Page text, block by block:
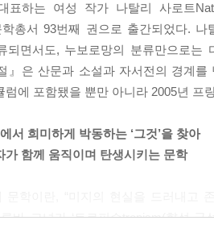
정확히 모른다. 하지만 나는, 그 나
렸다고 확신한다…… 아버지, 어머니,
것이다.
표하는 여성 작가 나탈리 사로트
학총서 93번째 권으로 출간되었다.
되면서도, 누보로망의 분류만으로
』은 산문과 소설과 자서전의 경계
럼에 포함됐을 뿐만 아니라 2005년
에서 희미하게 박동하는 ‘그것’을 찾아
가 함께 움직이며 탄생시키는 문학
른바 그녀가 ‘트로피슴tropism(향성·